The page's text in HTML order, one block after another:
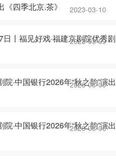
《四季北京.茶》 2023-03-10
日丨福见好戏·福建京剧院优秀剧
2023-03-09
院·中国银行2026年“秋之韵”演出
2026-08-06
院·中国银行2026年“秋之韵”演出
2026-08-06